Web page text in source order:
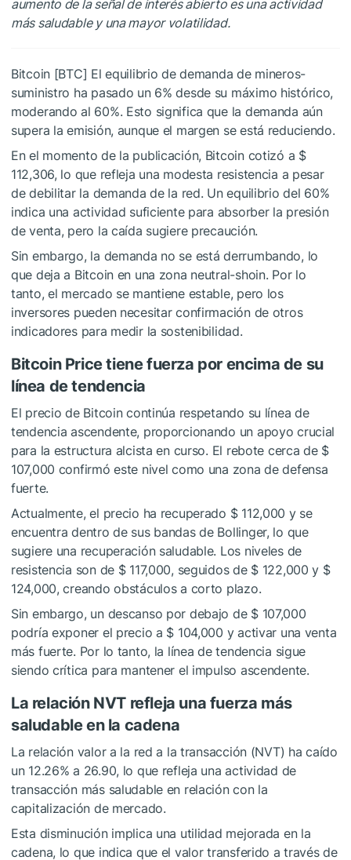
aumento de la señal de interés abierto es una actividad
más saludable y una mayor volatilidad.
Bitcoin [BTC] El equilibrio de demanda de mineros-
suministro ha pasado un 6% desde su máximo histórico,
moderando al 60%. Esto significa que la demanda aún
supera la emisión, aunque el margen se está reduciendo.
En el momento de la publicación, Bitcoin cotizó a $
112,306, lo que refleja una modesta resistencia a pesar
de debilitar la demanda de la red. Un equilibrio del 60%
indica una actividad suficiente para absorber la presión
de venta, pero la caída sugiere precaución.
Sin embargo, la demanda no se está derrumbando, lo
que deja a Bitcoin en una zona neutral-shoin. Por lo
tanto, el mercado se mantiene estable, pero los
inversores pueden necesitar confirmación de otros
indicadores para medir la sostenibilidad.
Bitcoin Price tiene fuerza por encima de su
línea de tendencia
El precio de Bitcoin continúa respetando su línea de
tendencia ascendente, proporcionando un apoyo crucial
para la estructura alcista en curso. El rebote cerca de $
107,000 confirmó este nivel como una zona de defensa
fuerte.
Actualmente, el precio ha recuperado $ 112,000 y se
encuentra dentro de sus bandas de Bollinger, lo que
sugiere una recuperación saludable. Los niveles de
resistencia son de $ 117,000, seguidos de $ 122,000 y $
124,000, creando obstáculos a corto plazo.
Sin embargo, un descanso por debajo de $ 107,000
podría exponer el precio a $ 104,000 y activar una venta
más fuerte. Por lo tanto, la línea de tendencia sigue
siendo crítica para mantener el impulso ascendente.
La relación NVT refleja una fuerza más
saludable en la cadena
La relación valor a la red a la transacción (NVT) ha caído
un 12.26% a 26.90, lo que refleja una actividad de
transacción más saludable en relación con la
capitalización de mercado.
Esta disminución implica una utilidad mejorada en la
cadena, lo que indica que el valor transferido a través de